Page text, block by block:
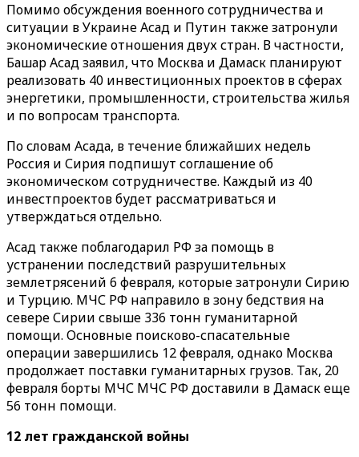
Помимо обсуждения военного сотрудничества и
ситуации в Украине Асад и Путин также затронули
экономические отношения двух стран. В частности,
Башар Асад заявил, что Москва и Дамаск планируют
реализовать 40 инвестиционных проектов в сферах
энергетики, промышленности, строительства жилья
и по вопросам транспорта.
По словам Асада, в течение ближайших недель
Россия и Сирия подпишут соглашение об
экономическом сотрудничестве. Каждый из 40
инвестпроектов будет рассматриваться и
утверждаться отдельно.
Асад также поблагодарил РФ за помощь в
устранении последствий разрушительных
землетрясений 6 февраля, которые затронули Сирию
и Турцию. МЧС РФ направило в зону бедствия на
севере Сирии свыше 336 тонн гуманитарной
помощи. Основные поисково-спасательные
операции завершились 12 февраля, однако Москва
продолжает поставки гуманитарных грузов. Так, 20
февраля борты МЧС МЧС РФ доставили в Дамаск еще
56 тонн помощи.
12 лет гражданской войны